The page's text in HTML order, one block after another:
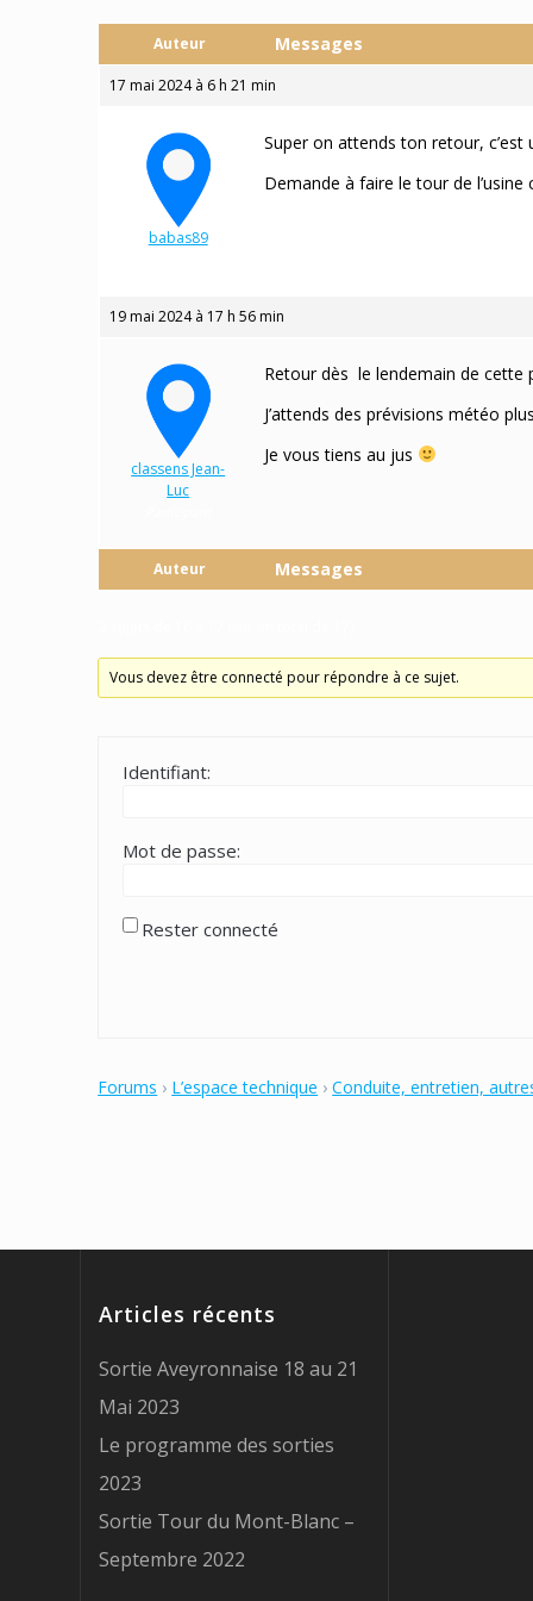
Auteur Messages
17 mai 2024 à 6 h 21 min
babas89
Super on attends ton retour,
Demande à faire le tour de l’usine
19 mai 2024 à 17 h 56 min
classens Jean-
Luc
Retour dès le lendemain de cette
J’attends des prévisions météo
Je vous tiens au jus
Auteur Messages
Vous devez être connecté pour répondre à ce sujet.
Identifiant:
Mot de passe:
Rester connecté
Forums › L’espace technique › Conduite, entretien,
Articles récents
Sortie Aveyronnaise 18 au 21
Mai 2023
Le programme des sorties
2023
Sortie Tour du Mont-Blanc –
Septembre 2022